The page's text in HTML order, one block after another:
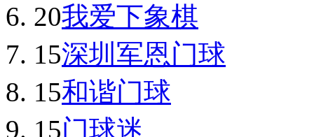
20我爱下象棋
15深圳军恩门球
15和谐门球
15门球迷